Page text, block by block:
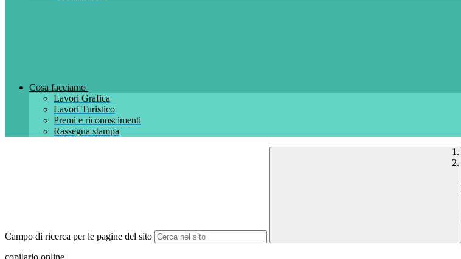
Cosa facciamo
Lavori Grafica
Lavori Turistico
Premi e riconoscimenti
Rassegna stampa
Campo di ricerca per le pagine del sito